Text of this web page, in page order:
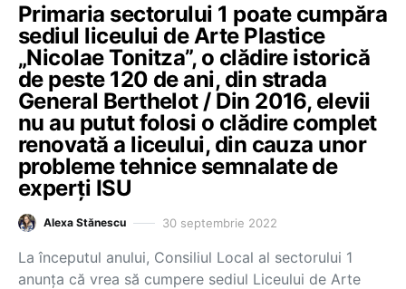
Primaria sectorului 1 poate cumpăra
sediul liceului de Arte Plastice
„Nicolae Tonitza”, o clădire istorică
de peste 120 de ani, din strada
General Berthelot / Din 2016, elevii
nu au putut folosi o clădire complet
renovată a liceului, din cauza unor
probleme tehnice semnalate de
experți ISU
Alexa Stănescu 30 septembrie 2022
La începutul anului, Consiliul Local al sectorului 1
anunța că vrea să cumpere sediul Liceului de Arte